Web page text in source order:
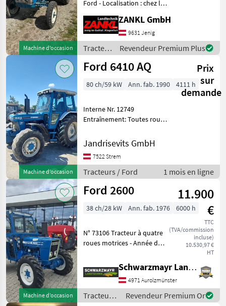
Machine d’occasion
Ford - Localisation : chez le
particuliers ! - Année de
construction : 1966 -
Tracteur à roues arrière -
Capote -
ZANKL GmbH
9631 Jenig
Tracteurs
/ Ford
Revendeur Premium Plus
Machine d’occasion
Ford 6410 AQ
Prix
sur
demande
80 ch/59 kW Ann. fab. 1990 4111 h
Interne Nr. 12749
Entraînement: Toutes roues
Cabine, , : Tracteurs
Tracteurs agricoles
Jandrisevits GmbH
7522 Strem
Tracteurs / Ford 1 mois en ligne
Machine d’occasion
Ford 2600
11.900
€
TTC
(TVA/commission
incluse)
10.530,97 €
HT
38 ch/28 kW Ann. fab. 1976 6000 h
N° 73106 Tracteur à quatre
roues motrices - Année de
Première immatriculation
le 28/09/1976 - Heures de
service : environ 6 000 h
selon l'a
Schwarzmayr Landtechnik GmbH - Aurolzmünster
4971 Aurolzmünster
Tracteurs
Revendeur Premium Or